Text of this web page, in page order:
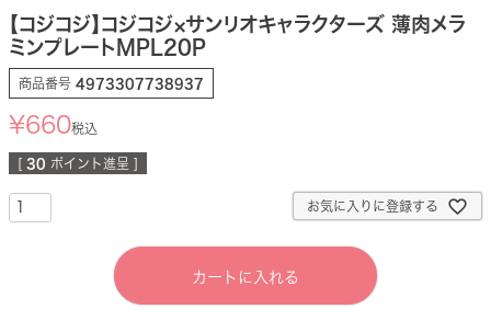
【コジコジ】コジコジ×サンリオキャラクターズ 薄肉メラ
ミンプレートMPL20P
商品番号 4973307738937
¥660税込
30 ポイント進呈 ]
お気に入りに登録する
カートに入れる